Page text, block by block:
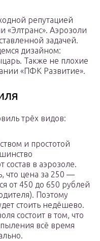
репутацией
«Элтранс». Аэрозоли
задачей.
дизайном:
Также не плохие
«ПФК Развитие».
трёх видов:
и простотой
в аэрозоле.
что цена за 250 —
от 450 до 650 рублей
Поэтому
стоить недёшево.
состоит в том, что
всё время